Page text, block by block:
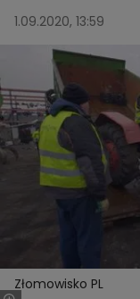
1.09.2020, 13:59
Złomowisko PL